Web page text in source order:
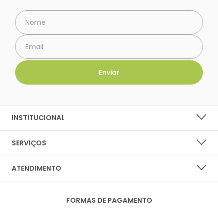
INSTITUCIONAL
SERVIÇOS
ATENDIMENTO
FORMAS DE PAGAMENTO